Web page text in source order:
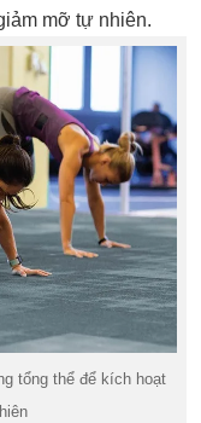
mỡ tự nhiên.
tổng thể để kích hoạt